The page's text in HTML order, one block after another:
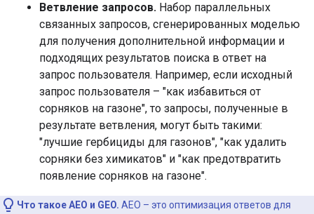
Ветвление запросов. Набор параллельных
связанных запросов, сгенерированных моделью
для получения дополнительной информации и
подходящих результатов поиска в ответ на
запрос пользователя. Например, если исходный
запрос пользователя – "как избавиться от
сорняков на газоне", то запросы, полученные в
результате ветвления, могут быть такими:
"лучшие гербициды для газонов", "как удалить
сорняки без химикатов" и "как предотвратить
появление сорняков на газоне".
Что такое AEO и GEO. AEO – это оптимизация ответов для